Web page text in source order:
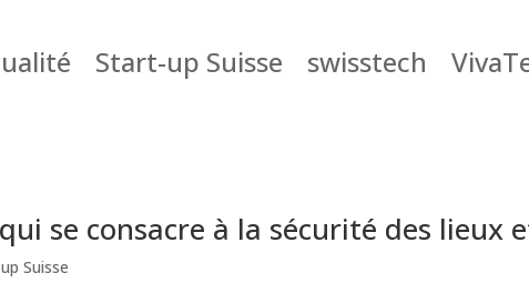
Start-up Suisse swisstech
se consacre à la sécurité des lieux
Suisse